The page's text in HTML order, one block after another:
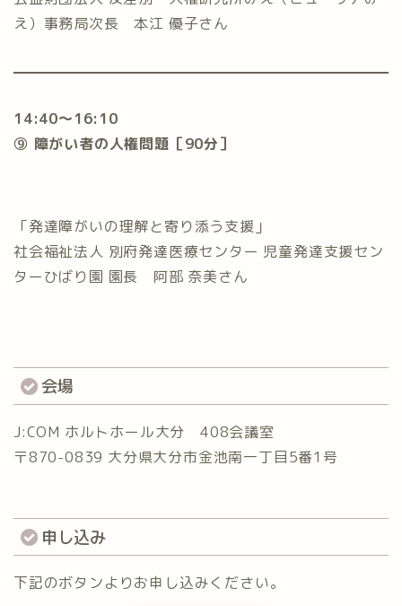
え）事務局次長 本江 優子さん
14:40〜16:10
⑨ 障がい者の人権問題［90分］
「発達障がいの理解と寄り添う支援」
社会福祉法人 別府発達医療センター 児童発達支援セン
ターひばり園 園長 阿部 奈美さん
会場
J:COM ホルトホール大分 408会議室
〒870-0839 大分県大分市金池南一丁目5番1号
申し込み
下記のボタンよりお申し込みください。